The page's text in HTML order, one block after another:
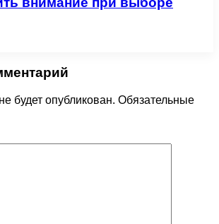
будет опубликован. Обязательные